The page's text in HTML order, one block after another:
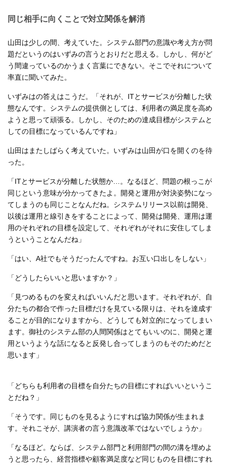
同じ相手に向くことで対立関係を解消
山田は少しの間、考えていた。システム部門の意識や考え方が問
題だというのはいずみの言うとおりだと思える。しかし、何がど
う間違っているのかうまく言葉にできない。そこでそれについて
率直に聞いてみた。
いずみはの答えはこうだ。「それが、ITとサービスが分離した状
態なんです。システムの提供側としては、利用者の満足度を高め
ようと思って頑張る。しかし、そのための達成目標がシステムと
しての目標になっているんですね」
山田はまたしばらく考えていた。いずみは山田が口を開くのを待
った。
「ITとサービスが分離した状態か…。なるほど、問題の根っこが
同じという意味が分かってきたよ。開発と運用が対決姿勢になっ
てしまうのも同じことなんだね。システムリリース以前は開発、
以後は運用と線引きをすることによって、開発は開発、運用は運
用のそれぞれの目標を設定して、それぞれがそれに安住してしま
うということなんだね」
「はい、A社でもそうだったんですね。お互い口出しをしない」
「どうしたらいいと思いますか？」
「見つめるものを変えればいいんだと思います。それぞれが、自
分たちの都合で作った目標だけを見ている限りは、それを達成す
ることが目的になりますから、どうしても対立的になってしまい
ます。御社のシステム部の人間関係はとてもいいのに、開発と運
用というような話になると反発し合ってしまうのもそのためだと
思います」
「どちらも利用者の目標を自分たちの目標にすればいいというこ
とだね？」
「そうです。同じものを見るようにすれば協力関係が生まれま
す。それこそが、講演者の言う意識改革ではないでしょうか」
「なるほど。ならば、システム部門と利用部門の間の溝を埋めよ
うと思ったら、経営指標や顧客満足度など同じものを目標にすれ